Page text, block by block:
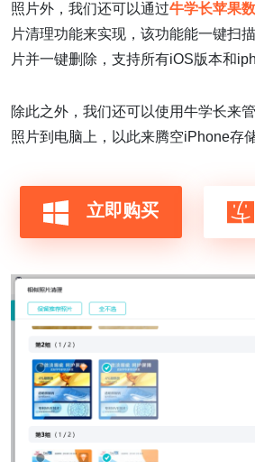
照片外，我们还可以通过牛学长苹果
片清理功能来实现，该功能能一键扫
片并一键删除，支持所有iOS版本和
除此之外，我们还可以使用牛学长来
照片到电脑上，以此来腾空iPhone存
立即购买